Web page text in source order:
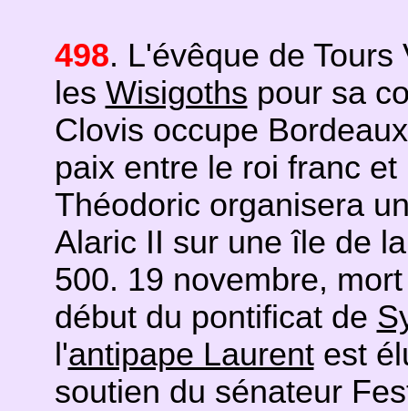
498. L'évêque de
les Wisigoths pour sa
Clovis occupe
paix entre le roi franc
Théodoric organisera
Alaric II sur une île de
500. 19 novembre,
début du pontificat de
l'antipape Laurentest
soutien du sénateur